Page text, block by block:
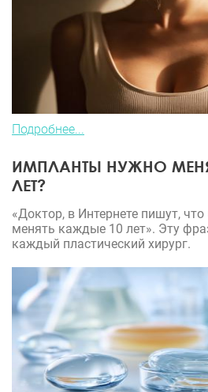
Подробнее...
ИМПЛАНТЫ НУЖНО
ЛЕТ?
«Доктор, в Интернете пишут,
менять каждые 10 лет». Эту
каждый пластический хирург.